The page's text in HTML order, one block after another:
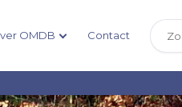
OMDB Contact